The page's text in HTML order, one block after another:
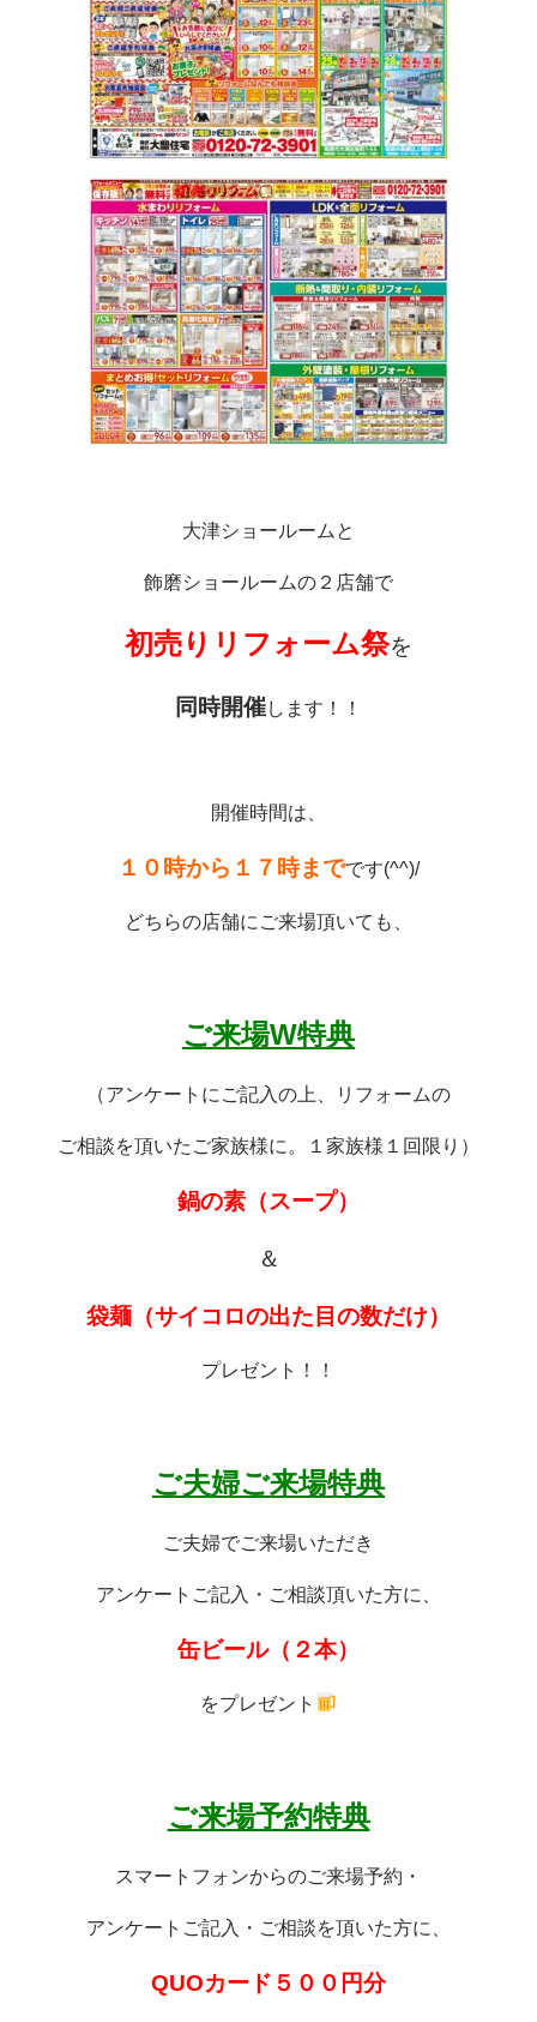
大津ショールームと
飾磨ショールームの２店舗で
初売りリフォーム祭を
同時開催します！！
開催時間は、
１０時から１７時までです(^^)/
どちらの店舗にご来場頂いても、
ご来場W特典
（アンケートにご記入の上、リフォームの
ご相談を頂いたご家族様に。１家族様１回限り）
鍋の素（スープ）
＆
袋麺（サイコロの出た目の数だけ）
プレゼント！！
ご夫婦ご来場特典
ご夫婦でご来場いただき
アンケートご記入・ご相談頂いた方に、
缶ビール（２本）
をプレゼント
ご来場予約特典
スマートフォンからのご来場予約・
アンケートご記入・ご相談を頂いた方に、
QUOカード５００円分